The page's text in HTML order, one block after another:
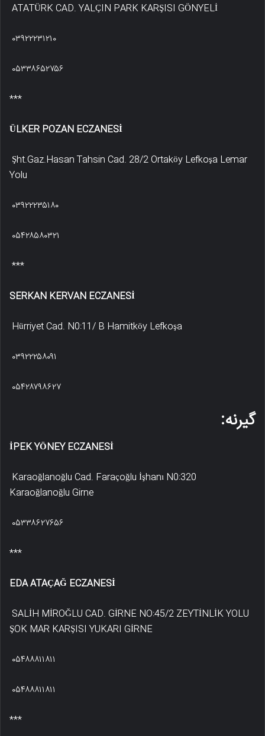
ATATÜRK CAD. YALÇIN PARK KARŞISI GÖNYELİ
۰۳۹۲۲۲۳۱۲۱۰
۰۵۳۳۸۶۵۲۷۵۶
***
ÜLKER POZAN ECZANESİ
Şht.Gaz.Hasan Tahsin Cad. 28/2 Ortaköy Lefkoşa Lemar
Yolu
۰۳۹۲۲۲۳۵۱۸۰
۰۵۴۲۸۵۸۰۳۲۱
***
SERKAN KERVAN ECZANESİ
Hürriyet Cad. N0:11/ B Hamitköy Lefkoşa
۰۳۹۲۲۲۵۸۰۹۱
۰۵۴۲۸۷۹۸۶۲۷
گیرنه:
İPEK YÖNEY ECZANESİ
Karaoğlanoğlu Cad. Faraçoğlu İşhanı N0:320
Karaoğlanoğlu Girne
۰۵۳۳۸۶۲۷۶۵۶
***
EDA ATAÇAĞ ECZANESİ
SALİH MİROĞLU CAD. GİRNE NO:45/2 ZEYTİNLİK YOLU
ŞOK MAR KARŞISI YUKARI GİRNE
۰۵۴۸۸۸۱۱۸۱۱
۰۵۴۸۸۸۱۱۸۱۱
***